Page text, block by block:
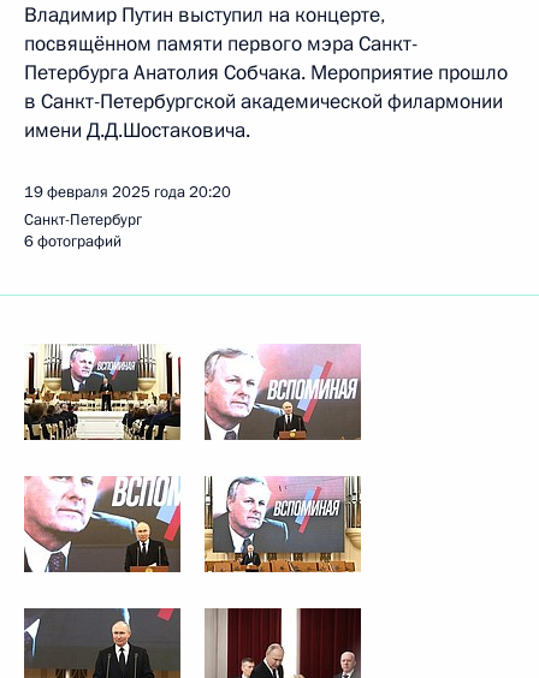
Владимир Путин выступил на концерте,
посвящённом памяти первого мэра Санкт-
Петербурга Анатолия Собчака. Мероприятие прошло
в Санкт-Петербургской академической филармонии
имени Д.Д.Шостаковича.
19 февраля 2025 года20:20
Санкт-Петербург
6 фотографий